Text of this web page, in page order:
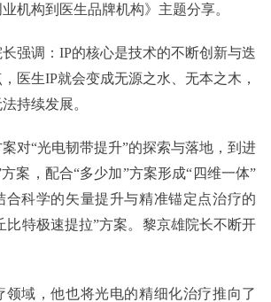
机构到医生品牌机构》主题分享。
强调：IP的核心是技术的不断创新与迭
医生IP就会变成无源之水、无本之木，
持续发展。
对“光电韧带提升”的探索与落地，到进
案，配合“多少加”方案形成“四维一体”
合科学的矢量提升与精准锚定点治疗的
特极速提拉”方案。黎京雄院长不断开
领域，他也将光电的精细化治疗推向了